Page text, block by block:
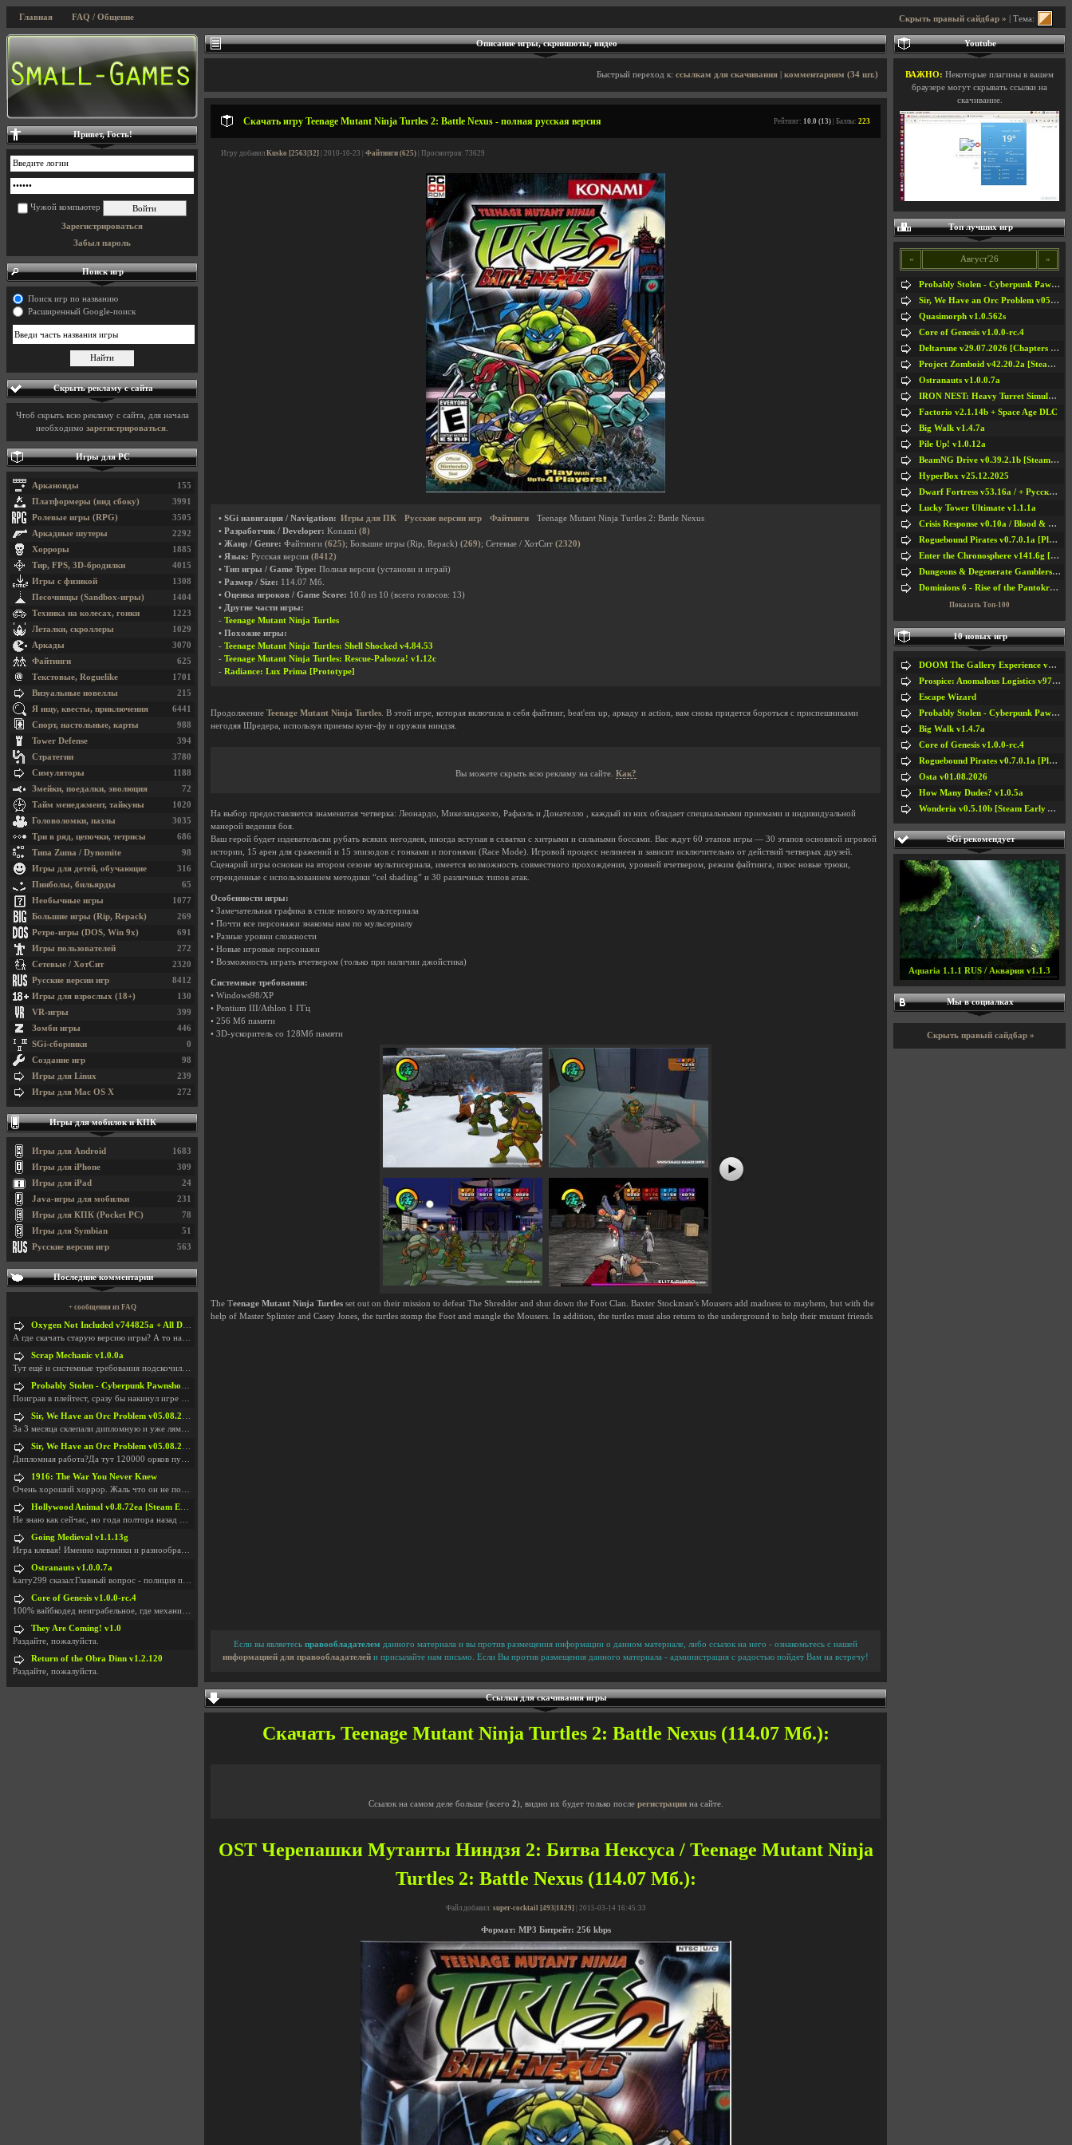
Скрыть правый сайдбар » | Тема:
Главная FAQ / Общение
Описание игры, скриншоты, видео
Быстрый переход к: ссылкам для скачивания комментариям (34 шт.)
Скачать игру Teenage Mutant Ninja Turtles 2: Battle Nexus - полная русская версия Рейтинг: 10.0 (13) | Баллы: 223
Игру добавил Kusko [2563|32] | 2010-10-23 | Файтинги (625) | Просмотров: 73629
• SGi навигация / Navigation: Игры для ПК Русские версии игр Файтинги
Teenage Mutant Ninja Turtles 2: Battle Nexus
• Разработчик / Developer: Konami (8)
• Жанр / Genre: Файтинги (625); Большие игры (Rip, Repack) (269); Сетевые / ХотСит (2320)
• Язык: Русская версия (8412)
• Тип игры / Game Type: Полная версия (установи и играй)
• Размер / Size: 114.07 Мб.
• Оценка игроков / Game Score: 10.0 из 10 (всего голосов: 13)
• Другие части игры:
- Teenage Mutant Ninja Turtles
• Похожие игры:
- Teenage Mutant Ninja Turtles: Shell Shocked v4.84.53
- Teenage Mutant Ninja Turtles: Rescue-Palooza! v1.12c
- Radiance: Lux Prima [Prototype]
Продолжение Teenage Mutant Ninja Turtles . В этой игре, которая включила в себя файтинг, beat'em up, аркаду и action, вам снова придется бороться с приспешниками
негодяя Шредера, используя приемы кунг-фу и оружия ниндзя.
Вы можете скрыть всю рекламу на сайте. Как?
На выбор предоставляется знаменитая четверка: Леонардо, Микеланджело, Рафаэль и Донателло , каждый из них обладает специальными приемами и индивидуальной
манерой ведения боя.
Ваш герой будет издевательски рубать всяких негодяев, иногда вступая в схватки с хитрыми и сильными боссами. Вас ждут 60 этапов игры — 30 этапов основной игровой
истории, 15 арен для сражений и 15 эпизодов с гонками и погонями (Race Mode). Игровой процесс нелинеен и зависит исключительно от действий четверых друзей.
Сценарий игры основан на втором сезоне мультисериала, имеется возможность совместного прохождения, уровней вчетвером, режим файтинга, плюс новые трюки,
отренденные с использованием методики “cel shading” и 30 различных типов атак.
Особенности игры:
• Замечательная графика в стиле нового мультсериала
• Почти все персонажи знакомы нам по мульсериалу
• Разные уровни сложности
• Новые игровые персонажи
• Возможность играть вчетвером (только при наличии джойстика)
Системные требования:
• Windows98/XP
• Pentium III/Athlon 1 ГГц
• 256 Мб памяти
• 3D-ускоритель со 128Мб памяти
The Teenage Mutant Ninja Turtles set out on their mission to defeat The Shredder and shut down the Foot Clan. Baxter Stockman's Mousers add madness to mayhem, but with the
help of Master Splinter and Casey Jones, the turtles stomp the Foot and mangle the Mousers. In addition, the turtles must also return to the underground to help their mutant friends
Если вы являетесь правообладателем данного материала и вы против размещения информации о данном материале, либо ссылок на него - ознакомьтесь с нашей
информацией для правообладателей и присылайте нам письмо. Если Вы против размещения данного материала - администрация с радостью пойдет Вам на встречу!
Ссылки для скачивания игры
Скачать Teenage Mutant Ninja Turtles 2: Battle Nexus (114.07 Мб.):
Ссылок на самом деле больше (всего 2), видно их будет только после регистрациина сайте.
OST Черепашки Мутанты Ниндзя 2: Битва Нексуса / Teenage Mutant Ninja
Turtles 2: Battle Nexus (114.07 Мб.):
Файл добавил: super-cocktail [493|1829] | 2015-03-14 16:45:33
Формат: MP3 Битрейт: 256 kbps
Привет, Гость!
Чужой компьютер
Зарегистрироваться
Забыл пароль
Поиск игр
Поиск игр по названию
Расширенный Google-поиск
Скрыть рекламу с сайта
Чтоб скрыть всю рекламу с сайта, для начала
необходимо зарегистрироваться
Игры для PC
155
Арканоиды
3991
Платформеры (вид сбоку)
3505
Ролевые игры (RPG)
2292
Аркадные шутеры
1885
Хорроры
4015
Тир, FPS, 3D-бродилки
1308
Игры с физикой
1404
Песочницы (Sandbox-игры)
1223
Техника на колесах, гонки
1029
Леталки, скроллеры
3070
Аркады
625
Файтинги
1701
Текстовые, Roguelike
215
Визуальные новеллы
6441
Я ищу, квесты, приключения
988
Спорт, настольные, карты
394
Tower Defense
3780
Стратегии
1188
Симуляторы
72
Змейки, поедалки, эволюция
1020
Тайм менеджмент, тайкуны
3035
Головоломки, пазлы
686
Три в ряд, цепочки, тетрисы
98
Типа Zuma / Dynomite
316
Игры для детей, обучающие
65
Пинболы, бильярды
1077
Необычные игры
269
Большие игры (Rip, Repack)
691
Ретро-игры (DOS, Win 9x)
272
Игры пользователей
2320
Сетевые / ХотСит
8412
Русские версии игр
130
Игры для взрослых (18+)
399
VR-игры
446
Зомби игры
0
SGi-сборники
98
Создание игр
239
Игры для Linux
272
Игры для Mac OS X
Игры для мобилок и КПК
1683
Игры для Android
309
Игры для iPhone
24
Игры для iPad
231
Java-игры для мобилки
78
Игры для КПК (Pocket PC)
51
Игры для Symbian
563
Русские версии игр
Последние комментарии
+ сообщения из FAQ
Oxygen Not Included v744825a + All DLC
А где скачать старую версию игры? А то на новой но
Scrap Mechanic v1.0.0a
Тут ещё и системные требования подскочили. Если не
Probably Stolen - Cyberpunk Pawnshop Simulator v048c [Playtest]
Поиграв в плейтест, сразу бы накинул игре наивысши
Sir, We Have an Orc Problem v05.08.2026
За 3 месяца склепали дипломную и уже лям двести ба
Sir, We Have an Orc Problem v05.08.2026
Дипломная работа?Да тут 120000 орков путь выбирают
1916: The War You Never Knew
Очень хороший хоррор. Жаль что он не получил должн
Hollywood Animal v0.8.72ea [Steam Early Access]
Не знаю как сейчас, но года полтора назад игра был
Going Medieval v1.1.13g
Игра клевая! Именно картинки и разнообразия в стро
Ostranauts v1.0.0.7a
karry299 сказал:Главный вопрос - полиция по-прежне
Core of Genesis v1.0.0-rc.4
100% вайбкодед неиграбельное, где механики знает т
They Are Coming! v1.0
Раздайте, пожалуйста.
Return of the Obra Dinn v1.2.120
Раздайте, пожалуйста.
Youtube
ВАЖНО: Некоторые плагины в вашем
браузере могут скрывать ссылки на
скачивание.
Топ лучших игр
« Август'26 »
Probably Stolen - Cyberpunk Pawnshop Simulator v048c [Playtest]
Sir, We Have an Orc Problem v05.08.2026
Quasimorph v1.0.562s
Core of Genesis v1.0.0-rc.4
Deltarune v29.07.2026 [Chapters 1-5] / + RUS [Chapters 1-5]
Project Zomboid v42.20.2a [Steam Early Access]
Ostranauts v1.0.0.7a
IRON NEST: Heavy Turret Simulator v1.0a
Factorio v2.1.14b + Space Age DLC
Big Walk v1.4.7a
Pile Up! v1.0.12a
BeamNG Drive v0.39.2.1b [Steam Early Access]
HyperBox v25.12.2025
Dwarf Fortress v53.16a / + Русская Версия v50.12a
Lucky Tower Ultimate v1.1.1a
Crisis Response v0.10a / Blood & Bullet
Roguebound Pirates v0.7.0.1a [Playtest]
Enter the Chronosphere v141.6g [Steam Early Access]
Dungeons & Degenerate Gamblers v2.0.2a
Dominions 6 - Rise of the Pantokrator v6.35a
Показать Топ-100
10 новых игр
DOOM The Gallery Experience v1.4.2
Prospice: Anomalous Logistics v97 [Playtest]
Escape Wizard
Probably Stolen - Cyberpunk Pawnshop Simulator v048c [Playtest]
Big Walk v1.4.7a
Core of Genesis v1.0.0-rc.4
Roguebound Pirates v0.7.0.1a [Playtest]
Osta v01.08.2026
How Many Dudes? v1.0.5a
Wonderia v0.5.10b [Steam Early Access]
SGi рекомендует
Aquaria 1.1.1 RUS / Аквария v1.1.3
Мы в социалках
Скрыть правый сайдбар »